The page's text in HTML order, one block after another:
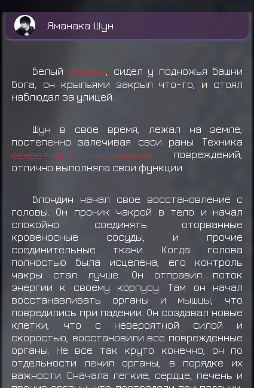
Яманака Шун
Белый дракон, сидел у подножья башни
бога, он крыльями закрыл что-то, и стоял
наблюдал за улицей.
Шун в свое время, лежал на земле,
постепенно залечивая свои раны. Техника
секретного исцеленияповреждений,
отлично выполняла свои функции.
Блондин начал свое восстановление с
головы. Он проник чакрой в тело и начал
спокойно соединять оторванные
кровеносные сосуды, и прочие
соединительные ткани. Когда голова
полностью была исцелена, его контроль
чакры стал лучше. Он отправил поток
энергии к своему корпусу. Там он начал
восстанавливать органы и мышцы, что
повредились при падении. Он создавал новые
клетки, что с невероятной силой и
скоростью, восстановили все поврежденные
органы. Не все так круто конечно, он по
отдельности лечил органы, в порядке их
важности. Сначала легкие, сердце, печень и